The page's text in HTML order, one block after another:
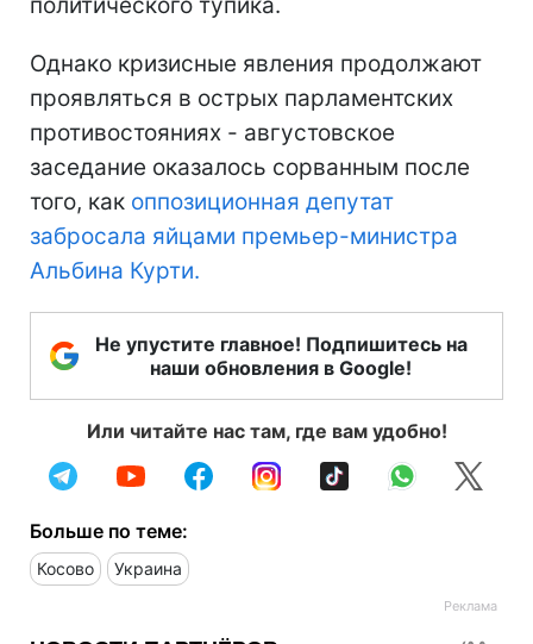
Однако кризисные явления продолжают
проявляться в острых парламентских
противостояниях - августовское
заседание оказалось сорванным после
того, как оппозиционная депутат
забросала яйцами премьер-министра
Альбина Курти.
Не упустите главное! Подпишитесь на
наши обновления в Google!
Или читайте нас там, где вам удобно!
Больше по теме:
Косово Украина